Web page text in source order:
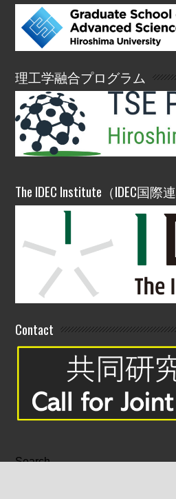
理工学融合プログラム
The IDEC Institute（IDEC国際
Contact
Search